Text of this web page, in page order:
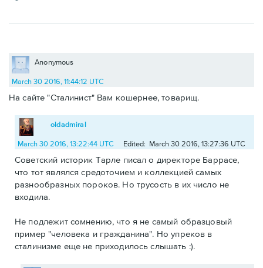
Anonymous
March 30 2016, 11:44:12 UTC
На сайте "Сталинист" Вам кошернее, товарищ.
oldadmiral
March 30 2016, 13:22:44 UTC Edited: March 30 2016, 13:27:36 UTC
Советский историк Тарле писал о директоре Баррасе,
что тот являлся средоточием и коллекцией самых
разнообразных пороков. Но трусость в их число не
входила.
Не подлежит сомнению, что я не самый образцовый
пример "человека и гражданина". Но упреков в
сталинизме еще не приходилось слышать :).